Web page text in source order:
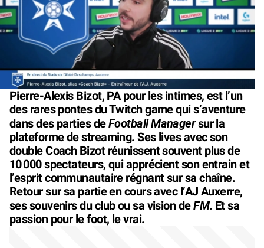
Pierre-Alexis Bizot, PA pour les intimes, est l’un
des rares pontes du Twitch game qui s’aventure
dans des parties deFootball Managersur la
plateforme de streaming. Ses lives avec son
double Coach Bizot réunissent souvent plus de
10 000 spectateurs, qui apprécient son entrain et
l’esprit communautaire régnant sur sa chaîne.
Retour sur sa partie en cours avec l’AJ Auxerre,
ses souvenirs du club ou sa vision deFM. Et sa
passion pour le foot, le vrai.